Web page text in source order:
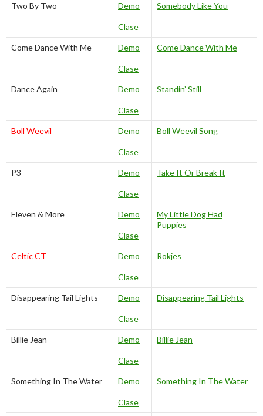
Two By Two Demo
Clase
Somebody Like You
Come Dance With Me Demo
Clase
Come Dance With Me
Dance Again Demo
Clase
Standin’ Still
Boll Weevil Demo
Clase
Boll Weevil Song
P3 Demo
Clase
Take It Or Break It
Eleven & More Demo
Clase
My Little Dog Had
Puppies
Celtic CT Demo
Clase
Rokjes
Disappearing Tail Lights Demo
Clase
Disappearing Tail Lights
Billie Jean Demo
Clase
Billie Jean
Something In The Water Demo
Clase
Something In The Water